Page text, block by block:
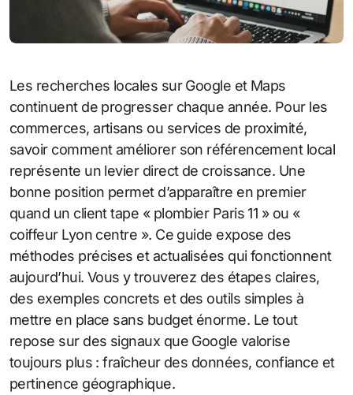
Les recherches locales sur Google et Maps
continuent de progresser chaque année. Pour les
commerces, artisans ou services de proximité,
savoir comment améliorer son référencement local
représente un levier direct de croissance. Une
bonne position permet d’apparaître en premier
quand un client tape « plombier Paris 11 » ou «
coiffeur Lyon centre ». Ce guide expose des
méthodes précises et actualisées qui fonctionnent
aujourd’hui. Vous y trouverez des étapes claires,
des exemples concrets et des outils simples à
mettre en place sans budget énorme. Le tout
repose sur des signaux que Google valorise
toujours plus : fraîcheur des données, confiance et
pertinence géographique.